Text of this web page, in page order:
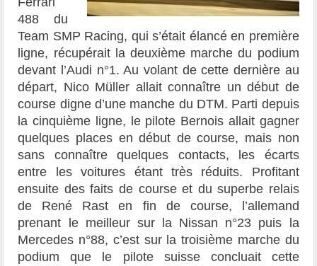
488 du
Team SMP Racing, qui s’était élancé en première
ligne, récupérait la deuxième marche du podium
devant l’Audi n°1. Au volant de cette dernière au
départ, Nico Müller allait connaître un début de
course digne d’une manche du DTM. Parti depuis
la cinquième ligne, le pilote Bernois allait gagner
quelques places en début de course, mais non
sans connaître quelques contacts, les écarts
entre les voitures étant très réduits. Profitant
ensuite des faits de course et du superbe relais
de René Rast en fin de course, l’allemand
prenant le meilleur sur la Nissan n°23 puis la
Mercedes n°88, c’est sur la troisième marche du
podium que le pilote suisse concluait cette